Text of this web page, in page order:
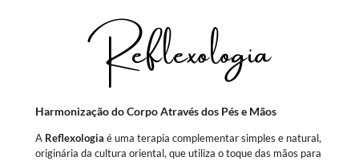
Reflexologia
Harmonização do Corpo Através dos Pés e Mãos
A Reflexologia é uma terapia complementar simples e natural,
originária da cultura oriental, que utiliza o toque das mãos para